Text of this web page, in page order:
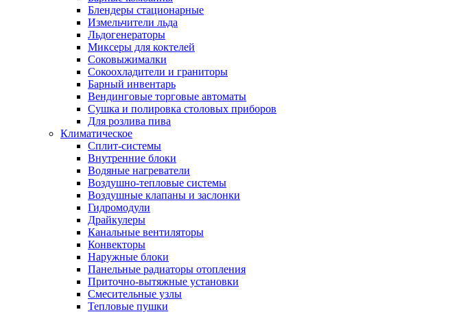
Блендеры стационарные
Измельчители льда
Льдогенераторы
Миксеры для коктелей
Соковыжималки
Сокоохладители и граниторы
Барный инвентарь
Вендинговые торговые автоматы
Сушка и полировка столовых приборов
Для розлива пива
Климатическое
Сплит-системы
Внутренние блоки
Водяные нагреватели
Воздушно-тепловые системы
Воздушные клапаны и заслонки
Гидромодули
Драйкулеры
Канальные вентиляторы
Конвекторы
Наружные блоки
Панельные радиаторы отопления
Приточно-вытяжные установки
Смесительные узлы
Тепловые пушки